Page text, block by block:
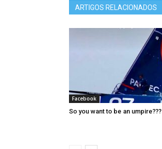
ARTIGOS RELACIONADOS
Facebook
So you want to be an umpire???